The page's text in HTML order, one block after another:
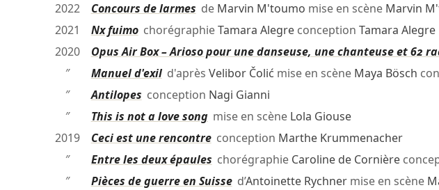
2022
Concours de larmes de Marvin M'toumo mise en scène Marvin
2021
Nx fuimochorégraphieTamara Alegreconception Tamara Alegre
2020
Opus Air Box – Arioso pour une danseuse, une chanteuse et 62
″
Manuel d'exild'après Velibor Čolić mise en scène Maya Bösch
″
Antilopes conception Nagi Gianni
″
This is not a love songmise en scène Lola Giouse
2019
Ceci est une rencontreconception Marthe Krummenacher
″
Entre les deux épaules chorégraphie Caroline de Cornière
″
Pièces de guerre en Suissed’Antoinette Rychnermise en scène